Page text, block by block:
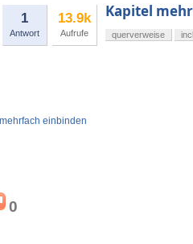
1
Antwort
13.9k
Aufrufe
Kapitel
querverweise
einbinden
0